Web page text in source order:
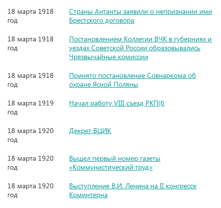
18 марта 1918
год
Страны Антанты заявили о непризнании ими
Брестского договора
18 марта 1918
год
Постановлением Коллегии ВЧК в губерниях и
уездах Советской России образовывались
Чрезвычайные комиссии
18 марта 1918
год
Принято постановление Совнаркома об
охране Ясной Поляны
18 марта 1919
год
Начал работу VIII съезд РКП(б
18 марта 1920
год
Декрет ВЦИК
18 марта 1920
год
Вышел первый номер газеты
«Коммунистический труд»
18 марта 1920
год
Выступление В.И. Ленина на II конгрессе
Коминтерна